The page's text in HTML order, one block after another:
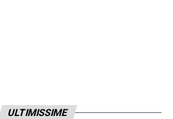
ULTIMISSIME